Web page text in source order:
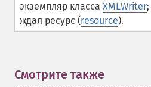
экземпляр класса XMLWriter
ждал ресурс (resource).
Смотрите также